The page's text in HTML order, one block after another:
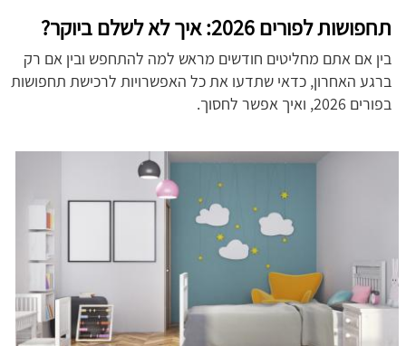
תחפושות לפורים 2026: איך לא לשלם ביוקר?
בין אם אתם מחליטים חודשים מראש למה להתחפש ובין אם רק
ברגע האחרון, כדאי שתדעו את כל האפשרויות לרכישת תחפושות
בפורים 2026, ואיך אפשר לחסוך.